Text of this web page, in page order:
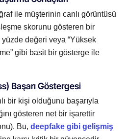
ile müşterinin canlı görüntüsü
skorunu gösteren bir
değeri veya “Yüksek
gibi basit bir gösterge ile
Başarı Göstergesi
bir kişi olduğunu başarıyla
gösteren net bir işarettir
Bu, deepfake gibi gelişmiş